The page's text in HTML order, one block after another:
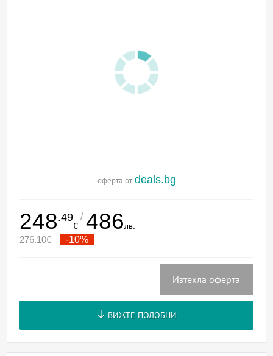
оферта от deals.bg
248.49
€
/ 486лв.
276.10€ -10%
Изтекла оферта
ВИЖТЕ ПОДОБНИ